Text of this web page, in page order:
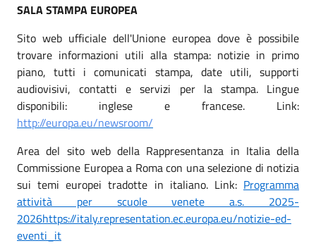
SALA STAMPA EUROPEA
Sito web ufficiale dell'Unione europea dove è possibile
trovare informazioni utili alla stampa: notizie in primo
piano, tutti i comunicati stampa, date utili, supporti
audiovisivi, contatti e servizi per la stampa. Lingue
disponibili: inglese e francese. Link:
http://europa.eu/newsroom/
Area del sito web della Rappresentanza in Italia della
Commissione Europea a Roma con una selezione di notizia
sui temi europei tradotte in italiano. Link: Programma
attività per scuole venete a.s. 2025-
2026https://italy.representation.ec.europa.eu/notizie-ed-
eventi_it